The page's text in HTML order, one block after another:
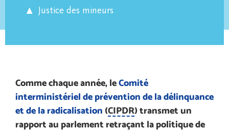
Justice des mineurs
Comme chaque année, leComité
interministériel de prévention de la délinquance
et de la radicalisation (CIPDR) transmet un
rapport au parlement retraçant la politique de